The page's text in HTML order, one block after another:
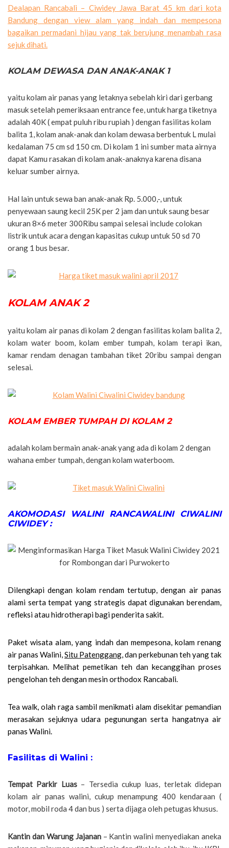
Dealapan Rancabali – Ciwidey Jawa Barat 45 km dari kota
Bandung dengan view alam yang indah dan mempesona
bagaikan permadani hijau yang tak berujung menambah rasa
sejuk dihati.
KOLAM DEWASA DAN ANAK-ANAK 1
yaitu kolam air panas yang letaknya sebelah kiri dari gerbang
masuk setelah pemeriksaan entrance fee, untuk harga tiketnya
adalah 40K ( empat puluh ribu rupiah ) dengan fasilitas kolam
balita 1, kolam anak-anak dan kolam dewasa berbentuk L mulai
kedalaman 75 cm sd 150 cm. Di kolam 1 ini sumber mata airnya
dapat Kamu rasakan di kolam anak-anaknya karena disana
keluar sumber airnya.
Hal lain untuk sewa ban anak-anak Rp. 5.000,-, untuk
penyewaan saung kecil 25K per 2 jam dan untuk saung besar
ukuran 8×6 meter 300Ribu sampai selesai include colokan
listrik untuk acara dengan kapasitas cukup untuk 50 sd 70
orang 1 bus besar.
KOLAM ANAK 2
yaitu kolam air panas di kolam 2 dengan fasilitas kolam balita 2,
kolam water boom, kolam ember tumpah, kolam terapi ikan,
kamar rendam denagan tambahan tiket 20ribu sampai dengan
selesai.
KOLAM EMBER TUMPAH DI KOLAM 2
adalah kolam bermain anak-anak yang ada di kolam 2 dengan
wahana ember tumpah, dengan kolam waterboom.
AKOMODASI WALINI RANCAWALINI CIWALINI
CIWIDEY :
Dilengkapi dengan kolam rendam tertutup, dengan air panas
alami serta tempat yang strategis dapat digunakan berendam,
refleksi atau hidrotherapi bagi penderita sakit.
Paket wisata alam, yang indah dan mempesona, kolam renang
air panas Walini,Situ Patenggang, dan perkebunan teh yang tak
terpisahkan. Melihat pemetikan teh dan kecanggihan proses
pengelohan teh dengan mesin orthodox Rancabali.
Tea walk, olah raga sambil menikmati alam disekitar pemandian
merasakan sejuknya udara pegunungan serta hangatnya air
panas Walini.
Fasilitas di Walini :
Tempat Parkir Luas– Tersedia cukup luas, terletak didepan
kolam air panas walini, cukup menampung 400 kendaraan (
motor, mobil roda 4 dan bus ) serta dijaga oleh petugas khusus.
Kantin dan Warung Jajanan– Kantin walini menyediakan aneka